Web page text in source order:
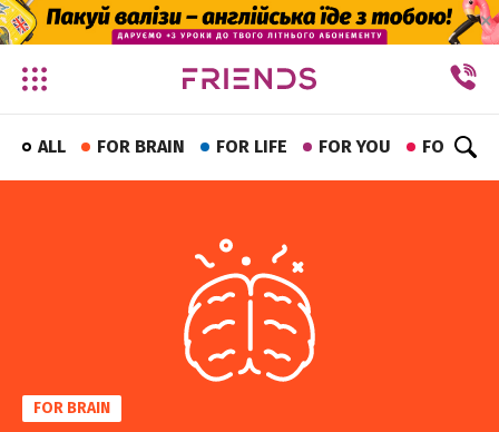
✕
ALL FOR BRAIN FOR LIFE FOR YOU FOR FUN
FOR BRAIN